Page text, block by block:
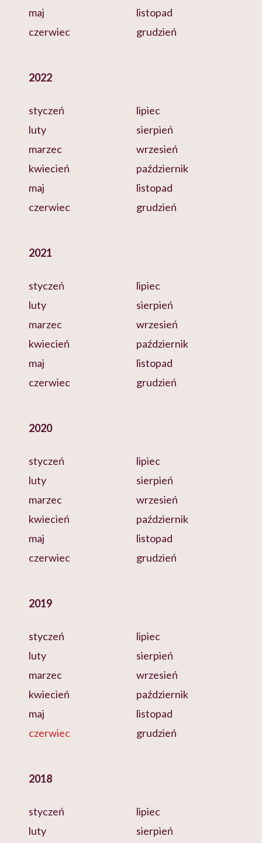
maj
czerwiec
listopad
grudzień
2022
styczeń
luty
marzec
kwiecień
maj
czerwiec
lipiec
sierpień
wrzesień
październik
listopad
grudzień
2021
styczeń
luty
marzec
kwiecień
maj
czerwiec
lipiec
sierpień
wrzesień
październik
listopad
grudzień
2020
styczeń
luty
marzec
kwiecień
maj
czerwiec
lipiec
sierpień
wrzesień
październik
listopad
grudzień
2019
styczeń
luty
marzec
kwiecień
maj
czerwiec
lipiec
sierpień
wrzesień
październik
listopad
grudzień
2018
styczeń
luty
lipiec
sierpień